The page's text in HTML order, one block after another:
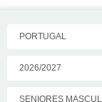
PORTUGAL
2026/2027
SENIORES